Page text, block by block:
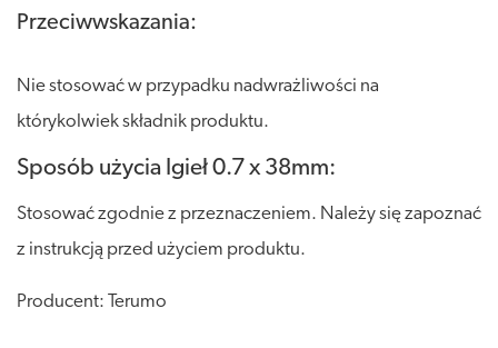
Przeciwwskazania:
Nie stosować w przypadku nadwrażliwości na
którykolwiek składnik produktu.
Sposób użycia Igieł 0.7 x 38mm:
Stosować zgodnie z przeznaczeniem. Należy się zapoznać
z instrukcją przed użyciem produktu.
Producent: Terumo